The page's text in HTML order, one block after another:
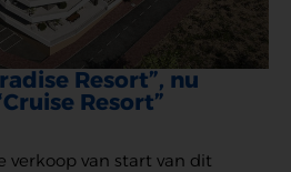
Resort”, nu
Resort”
verkoop van start van dit